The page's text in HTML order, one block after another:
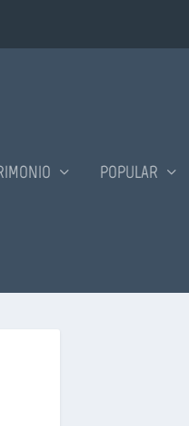
POPULAR